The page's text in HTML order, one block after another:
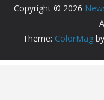
Copyright © 2026
Theme: ColorMag